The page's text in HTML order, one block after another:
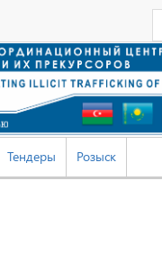
Тендеры Розыск